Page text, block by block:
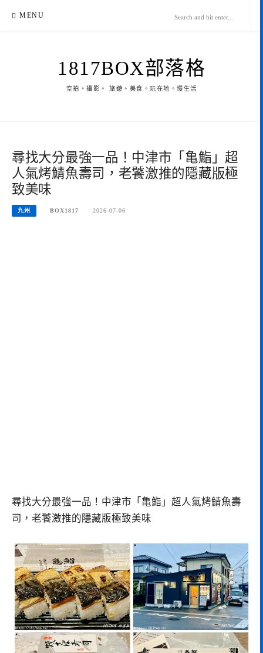
MENU
1817BOX部落格
空拍。攝影。 旅遊。美食。玩在地。慢生活
尋找大分最強一品！中津市「亀鮨」超
人氣烤鯖魚壽司，老饕激推的隱藏版極
致美味
九州 BOX1817 2026-07-06
尋找大分最強一品！中津市「亀鮨」超人氣烤鯖魚壽
司，老饕激推的隱藏版極致美味